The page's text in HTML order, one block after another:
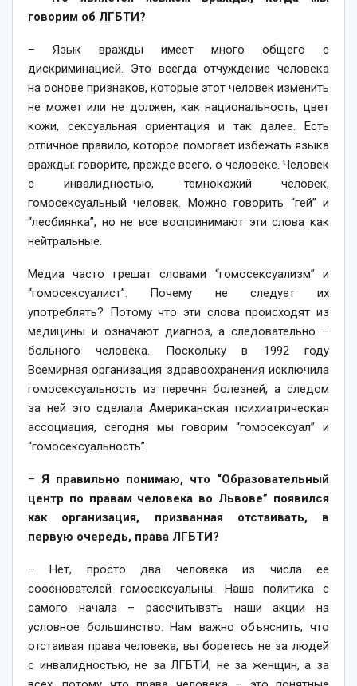
говорим об ЛГБТИ?
– Язык вражды имеет много общего с
дискриминацией. Это всегда отчуждение человека
на основе признаков, которые этот человек изменить
не может или не должен, как национальность, цвет
кожи, сексуальная ориентация и так далее. Есть
отличное правило, которое помогает избежать языка
вражды: говорите, прежде всего, о человеке. Человек
с инвалидностью, темнокожий человек,
гомосексуальный человек. Можно говорить “гей” и
“лесбиянка”, но не все воспринимают эти слова как
нейтральные.
Медиа часто грешат словами “гомосексуализм” и
“гомосексуалист”. Почему не следует их
употреблять? Потому что эти слова происходят из
медицины и означают диагноз, а следовательно –
больного человека. Поскольку в 1992 году
Всемирная организация здравоохранения исключила
гомосексуальность из перечня болезней, а следом
за ней это сделала Американская психиатрическая
ассоциация, сегодня мы говорим “гомосексуал” и
“гомосексуальность”.
– Я правильно понимаю, что “Образовательный
центр по правам человека во Львове” появился
как организация, призванная отстаивать, в
первую очередь, права ЛГБТИ?
– Нет, просто два человека из числа ее
сооснователей гомосексуальны. Наша политика с
самого начала – рассчитывать наши акции на
условное большинство. Нам важно объяснить, что
отстаивая права человека, вы боретесь не за людей
с инвалидностью, не за ЛГБТИ, не за женщин, а за